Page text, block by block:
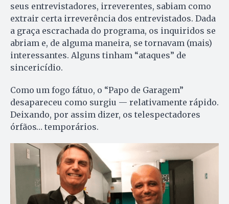
seus entrevistadores, irreverentes, sabiam como
extrair certa irreverência dos entrevistados. Dada
a graça escrachada do programa, os inquiridos se
abriam e, de alguma maneira, se tornavam (mais)
interessantes. Alguns tinham “ataques” de
sincericídio.
Como um fogo fátuo, o “Papo de Garagem”
desapareceu como surgiu — relativamente rápido.
Deixando, por assim dizer, os telespectadores
órfãos… temporários.